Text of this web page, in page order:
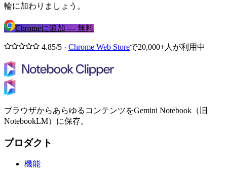
輪に加わりましょう。
Chromeに追加 — 無料
4.85/5 · Chrome Web Storeで20,000+人が利用中
ブラウザからあらゆるコンテンツをGemini Notebook（旧
NotebookLM）に保存。
プロダクト
機能